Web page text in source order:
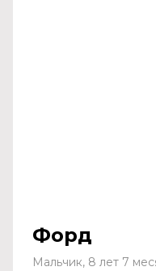
Форд
Мальчик, 8 лет 7